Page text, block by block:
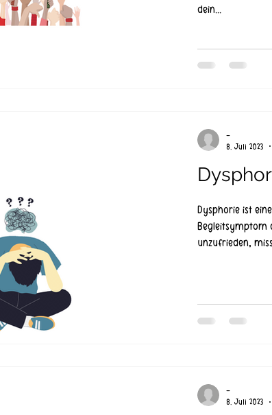
dein...
Dysphorie ist
Begleitsymptom
unzufrieden,
-
8. Juli 2023
-
8. Juli 2023